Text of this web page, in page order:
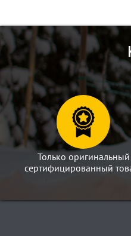
Только оригинальный
сертифицированный